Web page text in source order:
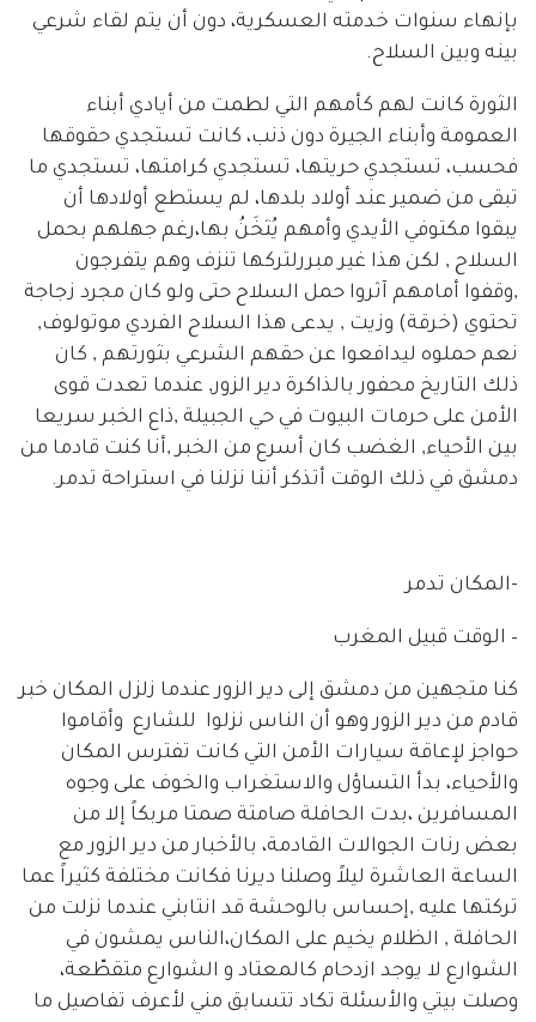
بإنهاء سنوات خدمته العسكرية، دون أن يتم لقاء شرعي
بينه وبين السلاح.
الثورة كانت لهم كأمهم التي لطمت من أيادي أبناء
العمومة وأبناء الجيرة دون ذنب، كانت تستجدي حقوقها
فحسب، تستجدي حريتها، تستجدي كرامتها، تستجدي ما
تبقى من ضمير عند أولاد بلدها، لم يستطع أولادها أن
يبقوا مكتوفي الأيدي وأمهم يُثخَنُ بها،رغم جهلهم بحمل
السلاح , لكن هذا غير مبررلتركها تنزف وهم يتفرجون
,وقفوا أمامهم آثروا حمل السلاح حتى ولو كان مجرد زجاجة
تحتوي (خرقة) وزيت , يدعى هذا السلاح الفردي موتولوف,
نعم حملوه ليدافعوا عن حقهم الشرعي بثورتهم , كان
ذلك التاريخ محفور بالذاكرة دير الزور, عندما تعدت قوى
الأمن على حرمات البيوت في حي الجبيلة ,ذاع الخبر سريعا
بين الأحياء, الغضب كان أسرع من الخبر ,أنا كنت قادما من
دمشق في ذلك الوقت أتذكر أننا نزلنا في استراحة تدمر.
-المكان تدمر
– الوقت قبيل المغرب
كنا متجهين من دمشق إلى دير الزور عندما زلزل المكان خبر
قادم من دير الزور وهو أن الناس نزلوا للشارع وأقاموا
حواجز لإعاقة سيارات الأمن التي كانت تفترس المكان
والأحياء، بدأ التساؤل والاستغراب والخوف على وجوه
المسافرين ،بدت الحافلة صامتة صمتا مربكاً إلا من
بعض رنات الجوالات القادمة، بالأخبار من دير الزور مع
الساعة العاشرة ليلاً وصلنا ديرنا فكانت مختلفة كثيراً عما
تركتها عليه ,إحساس بالوحشة قد انتابني عندما نزلت من
الحافلة , الظلام يخيم على المكان،الناس يمشون في
الشوارع لا يوجد ازدحام كالمعتاد و الشوارع متقطّعة،
وصلت بيتي والأسئلة تكاد تتسابق مني لأعرف تفاصيل ما